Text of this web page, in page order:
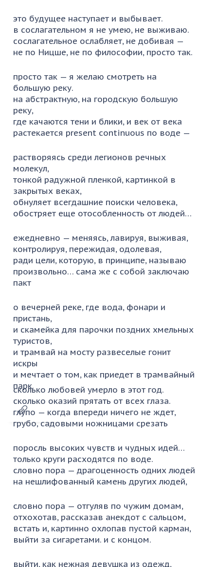
это будущее наступает и выбывает.
в сослагательном я не умею, не выживаю.
сослагательное ослабляет, не добивая —
не по Ницше, не по философии, просто так.
просто так — я желаю смотреть на
большую реку.
на абстрактную, на городскую большую
реку,
где качаются тени и блики, и век от века
растекается present continuous по воде —
растворяясь среди легионов речных
молекул,
тонкой радужной пленкой, картинкой в
закрытых веках,
обнуляет всегдашние поиски человека,
обостряет еще отособленность от людей…
ежедневно — меняясь, лавируя, выживая,
контролируя, пережидая, одолевая,
ради цели, которую, в принципе, называю
произвольно… сама же с собой заключаю
пакт
о вечерней реке, где вода, фонари и
пристань,
и скамейка для парочки поздних хмельных
туристов,
и трамвай на мосту развеселые гонит
искры
и мечтает о том, как приедет в трамвайный
парк.
сколько любовей умерло в этот год.
сколько оказий прятать от всех глаза.
глупо — когда впереди ничего не ждет,
грубо, садовыми ножницами срезать
поросль высоких чувств и чудных идей…
только круги расходятся по воде.
словно пора — драгоценность одних людей
на нешлифованный камень других людей,
словно пора — отгуляв по чужим домам,
отхохотав, рассказав анекдот с сальцом,
встать и, картинно охлопав пустой карман,
выйти за сигаретами. и с концом.
выйти, как нежная девушка из одежд,